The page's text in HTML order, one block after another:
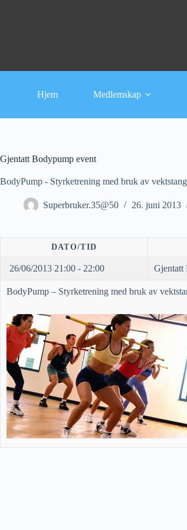
Hjem Medlemskap
Gjentatt Bodypump event
BodyPump - Styrketrening med bruk av
Superbruker.35@50 26. juni 2013
DATO/TID
26/06/2013 21:00 - 22:00 Gjentatt
BodyPump – Styrketrening med bruk av